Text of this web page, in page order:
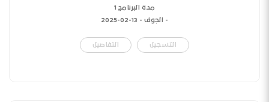
مدة البرنامج 1
- الجوف - 13-02-2025
التسجيل التفاصيل